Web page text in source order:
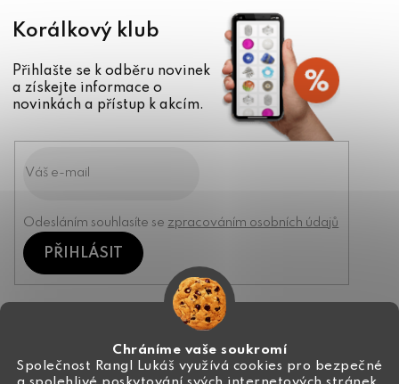
Chráníme vaše soukromí
Společnost Rangl Lukáš využívá cookies pro bezpečné
Korálkový klub
Přihlašte se k odběru novinek
a získejte informace o
novinkách a přístup k akcím.
Odesláním souhlasíte se zpracováním osobních údajů
PŘIHLÁSIT